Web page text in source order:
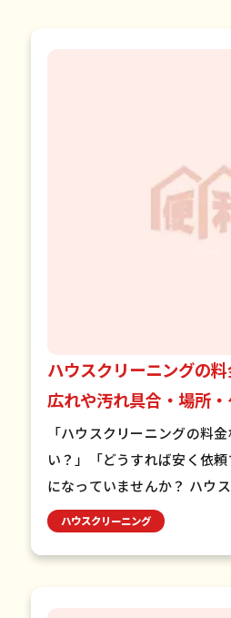
ハウスクリーニングの
広れや汚れ具合・場所
底紹介！
「ハウスクリーニングの料
い？」「どうすれば安く依
になっていませんか？ ハウ
相場は居住状況や物件タイプ
ります。料金を抑えるには、…
ハウスクリーニング